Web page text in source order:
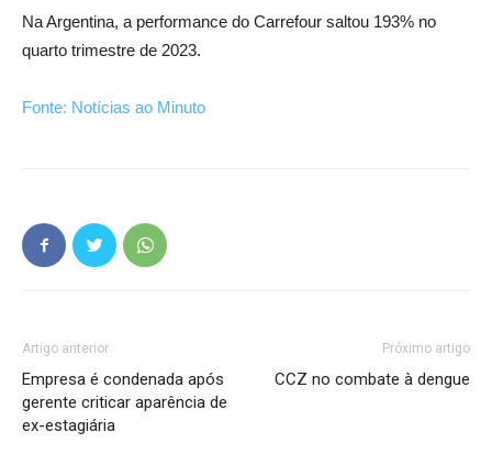
Na Argentina, a performance do Carrefour saltou 193% no
quarto trimestre de 2023.
Fonte: Notícias ao Minuto
Artigo anterior
Empresa é condenada após
gerente criticar aparência de
ex-estagiária
Próximo artigo
CCZ no combate à dengue